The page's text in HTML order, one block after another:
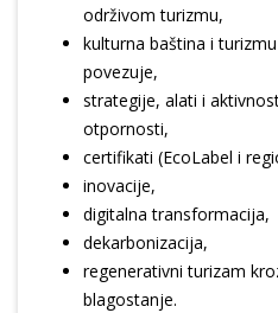
održivom turizmu,
kulturna baština i
povezuje,
strategije, alati i
otpornosti,
certifikati (EcoLabel i
inovacije,
digitalna transformacija,
dekarbonizacija,
regenerativni turizam
blagostanje.